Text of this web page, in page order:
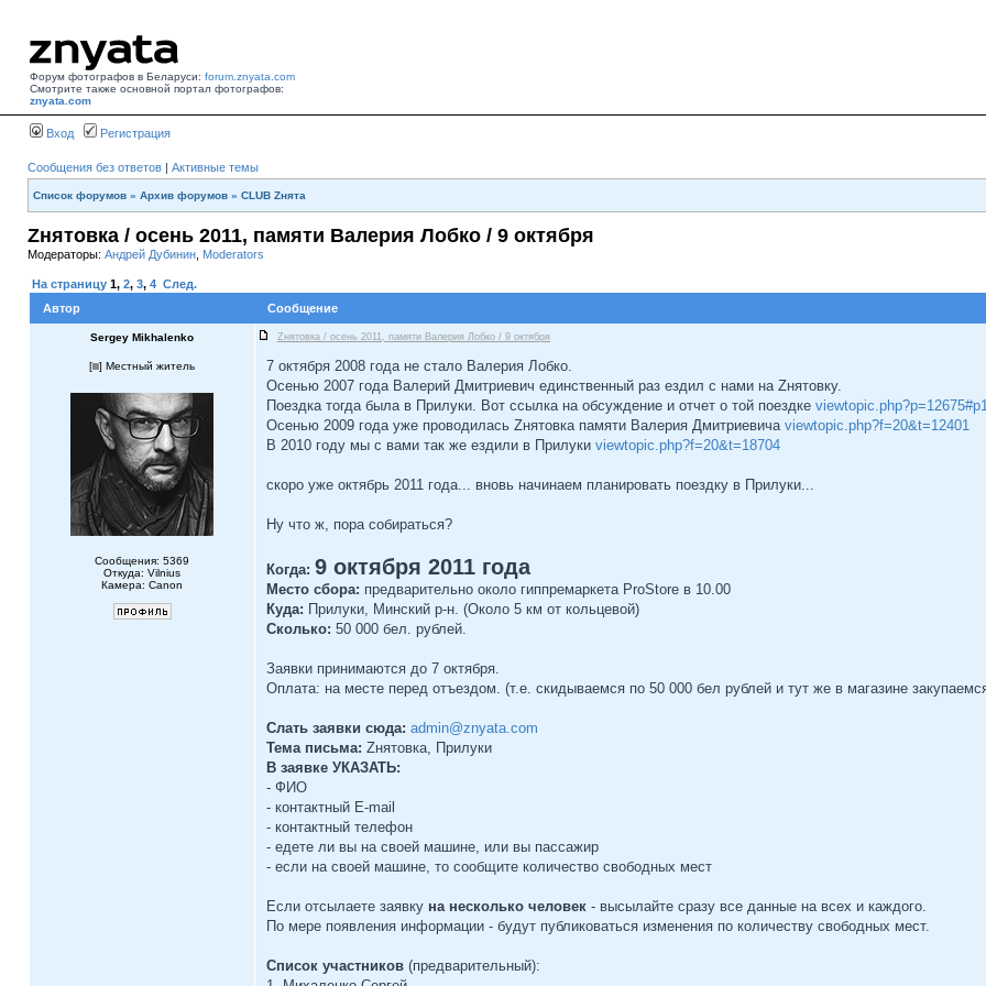
Форум фотографов в Беларуси: forum.znyata.com
Смотрите также основной портал фотографов:
znyata.com
Вход Регистрация
Сообщения без ответов | Активные темы
Список форумов » Архив форумов » CLUB Zнята
Zнятовка / осень 2011, памяти Валерия Лобко / 9 октября
Модераторы: Андрей Дубинин Moderators
На страницу 1, 2, 3, 4 След.
Автор
Сообщение
Sergey Mikhalenko Zнятовка / осень 2011, памяти Валерия Лобко / 9 октября
[ ] Местный житель
Сообщения: 5369
Откуда: Vilnius
Камера: Canon
7 октября 2008 года не стало Валерия Лобко.
Осенью 2007 года Валерий Дмитриевич единственный раз ездил с нами на Zнятовку.
Поездка тогда была в Прилуки. Вот ссылка на обсуждение и отчет о той поездке
Осенью 2009 года уже проводилась Zнятовка памяти Валерия Дмитриевича viewtopic.php?f=20&t=12401
В 2010 году мы с вами так же ездили в Прилуки viewtopic.php?f=20&t=18704
скоро уже октябрь 2011 года... вновь начинаем планировать поездку в Прилуки...
Ну что ж, пора собираться?
Когда: 9 октября 2011 года
Место сбора: предварительно около гиппремаркета ProStore в 10.00
Куда: Прилуки, Минский р-н. (Около 5 км от кольцевой)
Сколько: 50 000 бел. рублей.
Заявки принимаются до 7 октября.
Оплата: на месте перед отъездом. (т.е. скидываемся по 50 000 бел рублей и тут же в магазине
Слать заявки сюда: admin@znyata.com
Тема письма: Zнятовка, Прилуки
В заявке УКАЗАТЬ:
- ФИО
- контактный E-mail
- контактный телефон
- едете ли вы на своей машине, или вы паcсажир
- если на своей машине, то сообщите количество свободных мест
Если отсылаете заявку на несколько человек - высылайте сразу все данные на всех и каждого.
По мере появления информации - будут публиковаться изменения по количеству свободных мест.
Список участников (предварительный):